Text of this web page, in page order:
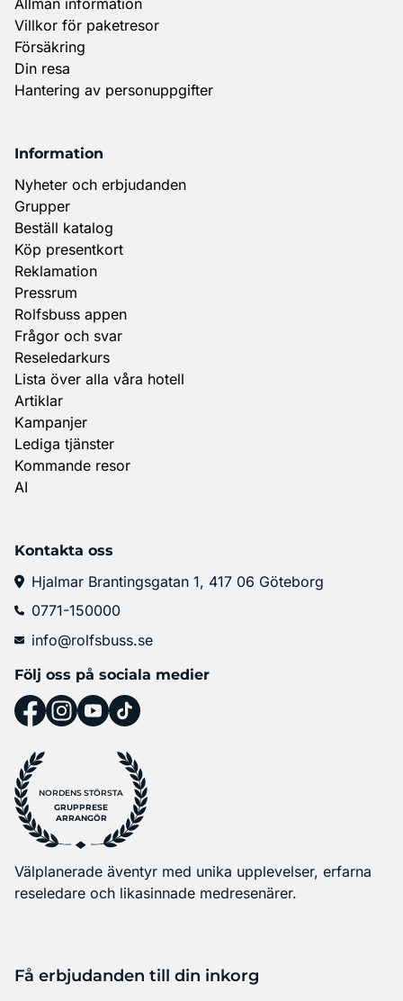
Villkor för paketresor
Försäkring
Din resa
Hantering av personuppgifter
Information
Nyheter och erbjudanden
Grupper
Beställ katalog
Köp presentkort
Reklamation
Pressrum
Rolfsbuss appen
Frågor och svar
Reseledarkurs
Lista över alla våra hotell
Artiklar
Kampanjer
Lediga tjänster
Kommande resor
AI
Kontakta oss
Hjalmar Brantingsgatan 1, 417 06 Göteborg
0771-150000
info@rolfsbuss.se
Följ oss på sociala medier
NORDENS STÖRSTA
GRUPPRESE
ARRANGÖR
Välplanerade äventyr med unika upplevelser, erfarna
reseledare och likasinnade medresenärer.
Få erbjudanden till din inkorg